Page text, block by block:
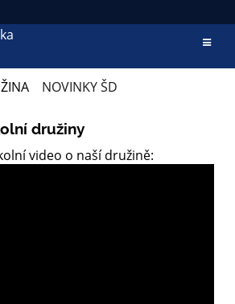
NOVINKY ŠD
družiny
video o naší družině: